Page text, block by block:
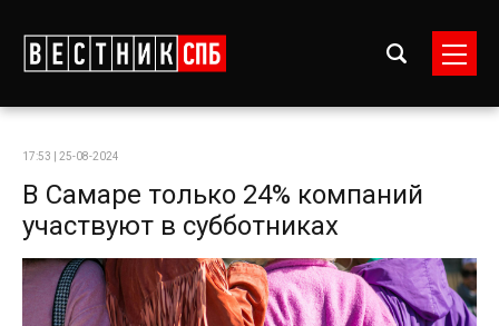
17:53 | 25-08-2024
В Самаре только 24% компаний
участвуют в субботниках